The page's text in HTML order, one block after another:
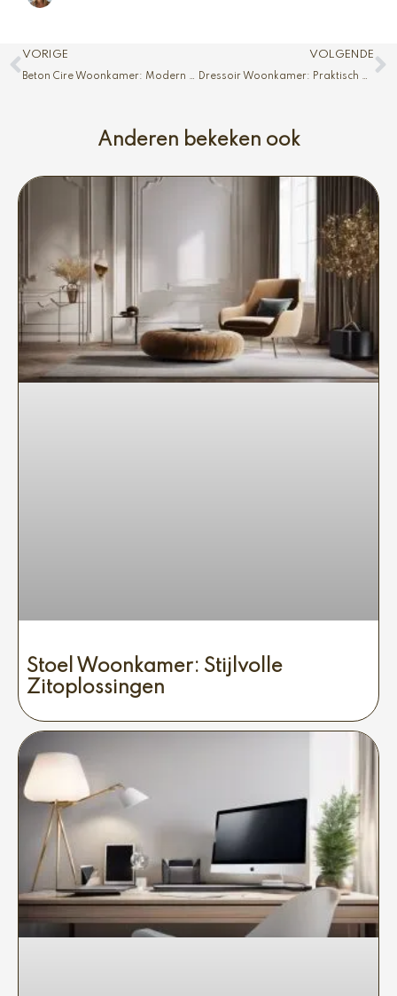
Vorige
VORIGE
Beton Cire Woonkamer: Modern en Onderhoudsvriendelijk
VOLGENDE
Dressoir Woonkamer: Praktisch en Mooi
Anderen bekeken ook
Stoel Woonkamer: Stijlvolle
Zitoplossingen